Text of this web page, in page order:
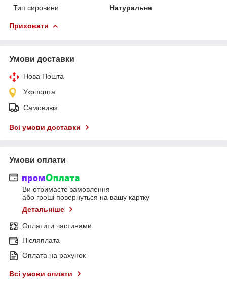
Тип сировини
Натуральне
Приховати
Умови доставки
Нова Пошта
Укрпошта
Самовивіз
Всі умови доставки
Умови оплати
Ви отримаєте замовлення
або гроші повернуться на вашу картку
Детальніше
Оплатити частинами
Післяплата
Оплата на рахунок
Всі умови оплати